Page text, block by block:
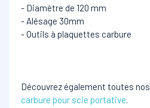
- Diamètre de 120 mm
- Alésage 30mm
- Outils à plaquettes carbure
Découvrez également toutes nos
carbure pour scie portative.